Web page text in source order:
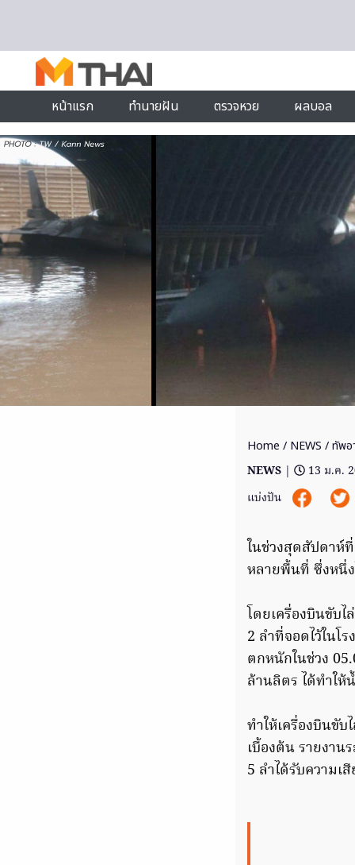
หน้าแรก ทำนายฝัน ตรวจหวย ผลบอล
Home / NEWS / ทัพอ
NEWS |
13 ม.ค.
แบ่งปัน
ในช่วงสุดสัปดาห์
หลายพื้นที่ ซึ่งหนึ่
โดยเครื่องบินขับ
2 ลำที่จอดไว้ใน
ตกหนักในช่วง
ล้านลิตร ได้ทำให้
ทำให้เครื่องบินขั
เบื้องต้น รายงาน
5 ลำได้รับความเ